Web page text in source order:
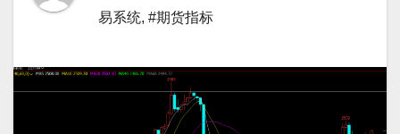
易系统, #期货指标